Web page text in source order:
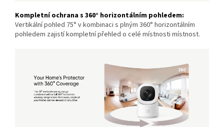
Kompletní ochrana s 360° horizontálním pohledem:
Vertikální pohled 75° v kombinaci s plným 360° horizontálním
pohledem zajistíkompletní přehled o celé místnosti místnost.